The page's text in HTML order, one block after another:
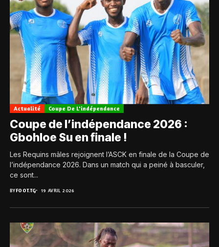
Actualité Coupe De L'indépendance
Coupe de l’indépendance 2026 :
Gbohloe Su en finale !
Les Requins mâles rejoignent l’ASCK en finale de la Coupe de
l’indépendance 2026. Dans un match qui a peiné à basculer,
ce sont...
BYFOOT.TG 19 AVRIL 2026